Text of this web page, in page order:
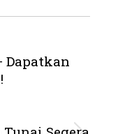
Dapatkan